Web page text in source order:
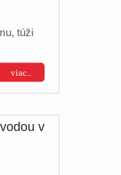
túži
viac..
v